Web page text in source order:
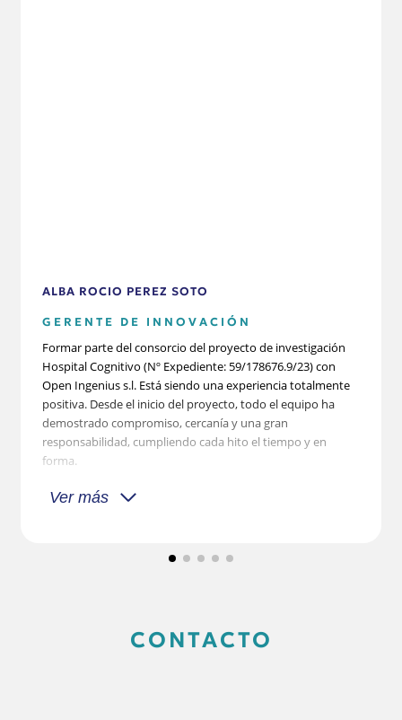
ALBA ROCIO PEREZ SOTO
GERENTE DE INNOVACIÓN
Formar parte del consorcio del proyecto de investigación
Hospital Cognitivo (Nº Expediente: 59/178676.9/23) con
Open Ingenius s.l. Está siendo una experiencia totalmente
positiva. Desde el inicio del proyecto, todo el equipo ha
demostrado compromiso, cercanía y una gran
responsabilidad, cumpliendo cada hito el tiempo y en
forma.
Ver más
CONTACTO